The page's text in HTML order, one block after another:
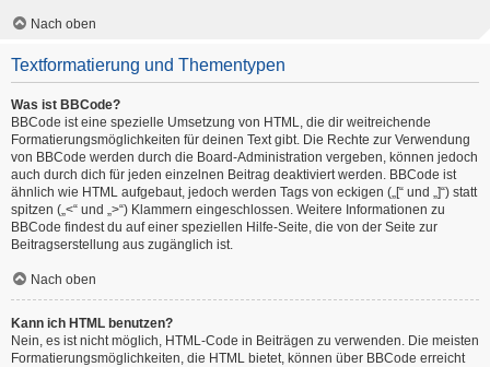
Nach oben
Textformatierung und Thementypen
Was ist BBCode?
BBCode ist eine spezielle Umsetzung von HTML, die dir weitreichende
Formatierungsmöglichkeiten für deinen Text gibt. Die Rechte zur Verwendung
von BBCode werden durch die Board-Administration vergeben, können jedoch
auch durch dich für jeden einzelnen Beitrag deaktiviert werden. BBCode ist
ähnlich wie HTML aufgebaut, jedoch werden Tags von eckigen („[“ und „]“) statt
spitzen („<“ und „>“) Klammern eingeschlossen. Weitere Informationen zu
BBCode findest du auf einer speziellen Hilfe-Seite, die von der Seite zur
Beitragserstellung aus zugänglich ist.
Nach oben
Kann ich HTML benutzen?
Nein, es ist nicht möglich, HTML-Code in Beiträgen zu verwenden. Die meisten
Formatierungsmöglichkeiten, die HTML bietet, können über BBCode erreicht